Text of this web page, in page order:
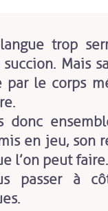
trop
Mais
par le corps
donc
en jeu, son
l’on peut faire.
passer à